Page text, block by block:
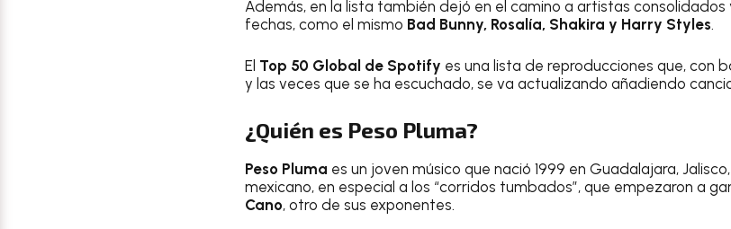
Además, en la lista también dejó en el camino a artistas consolidados
fechas, como el mismo Bad Bunny, Rosalía, Shakira y Harry Styles.
El Top 50 Global de Spotify es una lista de reproducciones que, con
y las veces que se ha escuchado, se va actualizando añadiendo
¿Quién es Peso Pluma?
Peso Pluma es un joven músico que nació 1999 en Guadalajara,
mexicano, en especial a los “corridos tumbados”, que empezaron a
Cano, otro de sus exponentes.